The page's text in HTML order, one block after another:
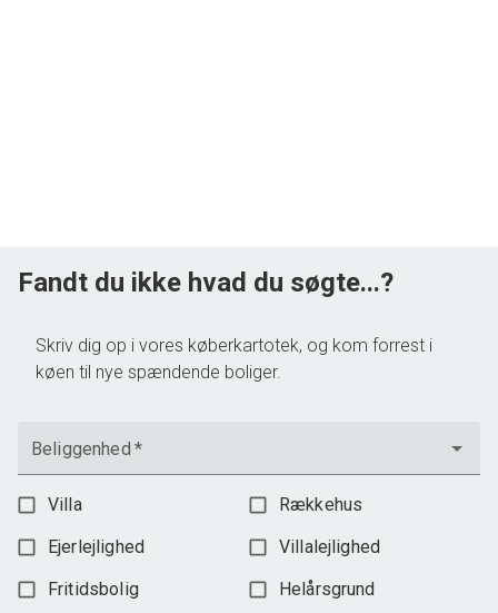
Fandt du ikke hvad du søgte...?
Skriv dig op i vores køberkartotek, og kom forrest i
køen til nye spændende boliger.
Beliggenhed *
Villa
Rækkehus
Ejerlejlighed
Villalejlighed
Fritidsbolig
Helårsgrund